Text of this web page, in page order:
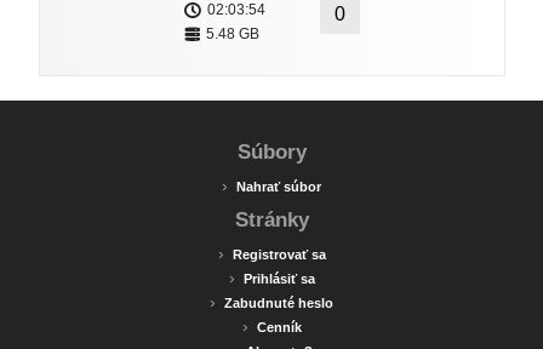
02:03:54
5.48 GB
0
Súbory
› Nahrať súbor
Stránky
› Registrovať sa
› Prihlásiť sa
› Zabudnuté heslo
› Cenník